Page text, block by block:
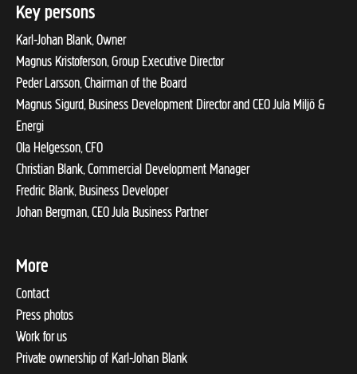
Key persons
Karl-Johan Blank, Owner
Magnus Kristoferson, Group Executive Director
Peder Larsson, Chairman of the Board
Magnus Sigurd, Business Development Director and CEO Jula Miljö &
Energi
Ola Helgesson, CFO
Christian Blank, Commercial Development Manager
Fredric Blank, Business Developer
Johan Bergman, CEO Jula Business Partner
More
Contact
Press photos
Work for us
Private ownership of Karl-Johan Blank